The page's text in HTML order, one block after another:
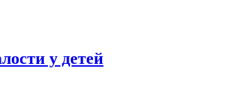
у детей